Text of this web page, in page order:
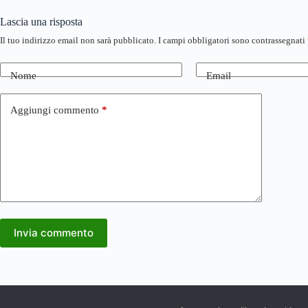
Lascia una risposta
Il tuo indirizzo email non sarà pubblicato. I campi obbligatori sono contrassegnati
Nome Email
Aggiungi commento *
Invia commento